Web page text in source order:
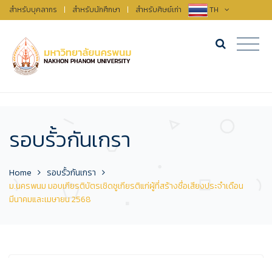
สำหรับบุคลากร | สำหรับนักศึกษา | สำหรับศิษย์เก่า TH
รอบรั้วกันเกรา
Home
รอบรั้วกันเกรา
ม.นครพนม มอบเกียรติบัตรเชิดชูเกียรติแก่ผู้ที่สร้างชื่อเสียงประจำเดือน
มีนาคมและเมษายน 2568